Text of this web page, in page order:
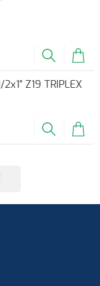
2x1" Z19 TRIPLEX